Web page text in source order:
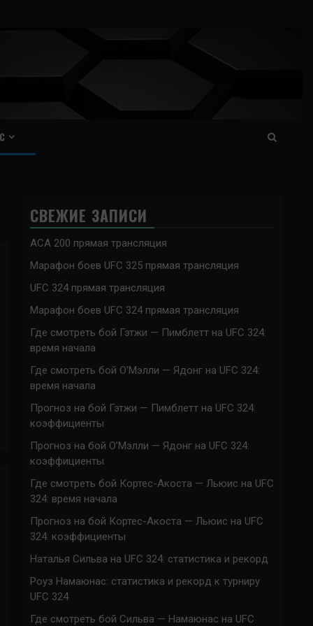
СВЕЖИЕ ЗАПИСИ
ACA 200 прямая трансляция
Марафон боев UFC 325 прямая трансляция
UFC 324 прямая трансляция
Марафон боев UFC 324 прямая трансляция
Где смотреть бой Гэтжи — Пимблетт на UFC 324:
время начала
Где смотреть бой О’Мэлли — Ядонг на UFC 324:
время начала
Прогноз на бой Гэтжи — Пимблетт на UFC 324:
коэффициенты
Прогноз на бой О’Мэлли — Ядонг на UFC 324:
коэффициенты
Где смотреть бой Кортес-Акоста — Льюис на UFC
324: время начала
Прогноз на бой Кортес-Акоста — Льюис на UFC
324: коэффициенты
Наталья Сильва на UFC 324: статистика и рекорд
Роуз Намаюнас: статистика и рекорд к турниру
UFC 324
Где смотреть бой Сильва — Намаюнас на UFC